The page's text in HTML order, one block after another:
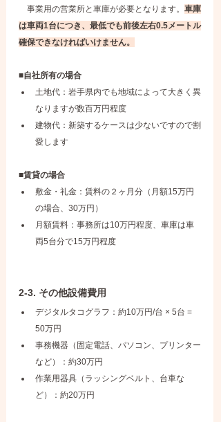
事業用の営業所と車庫が必要となります。 車庫
は車両1台につき、最低でも前後左右0.5メートル
確保できなければいけません。
■自社所有の場合
土地代：岩手県内でも地域によって大きく異
なりますが数百万円程度
建物代：新築するケースは少ないですので割
愛します
■賃貸の場合
敷金・礼金：賃料の２ヶ月分（月額15万円
の場合、30万円）
月額賃料：事務所は10万円程度、車庫は車
両5台分で15万円程度
2-3. その他設備費用
デジタルタコグラフ：約10万円/台 × 5台 =
50万円
事務機器（固定電話、パソコン、プリンター
など）：約30万円
作業用器具（ラッシングベルト、台車な
ど）：約20万円